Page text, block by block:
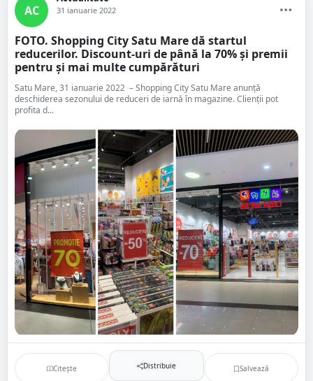
AC 31 ianuarie 2022
FOTO. Shopping City Satu Mare dă startul
reducerilor. Discount-uri de până la 70% și premii
pentru și mai multe cumpărături
Satu Mare, 31 ianuarie 2022 – Shopping City Satu Mare anunță
deschiderea sezonului de reduceri de iarnă în magazine. Clienții pot
profita d...
Citește Distribuie Salvează